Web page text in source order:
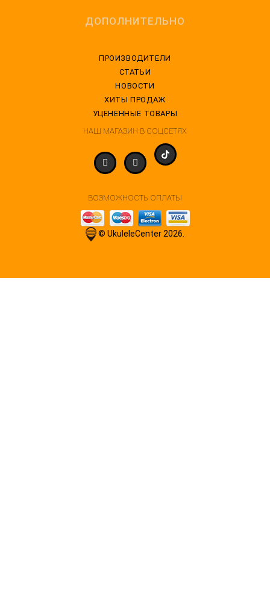
ДОПОЛНИТЕЛЬНО
ПРОИЗВОДИТЕЛИ
СТАТЬИ
НОВОСТИ
ХИТЫ ПРОДАЖ
УЦЕНЕННЫЕ ТОВАРЫ
НАШ МАГАЗИН В СОЦСЕТЯХ
ВОЗМОЖНОСТЬ ОПЛАТЫ
© UkuleleCenter 2026.